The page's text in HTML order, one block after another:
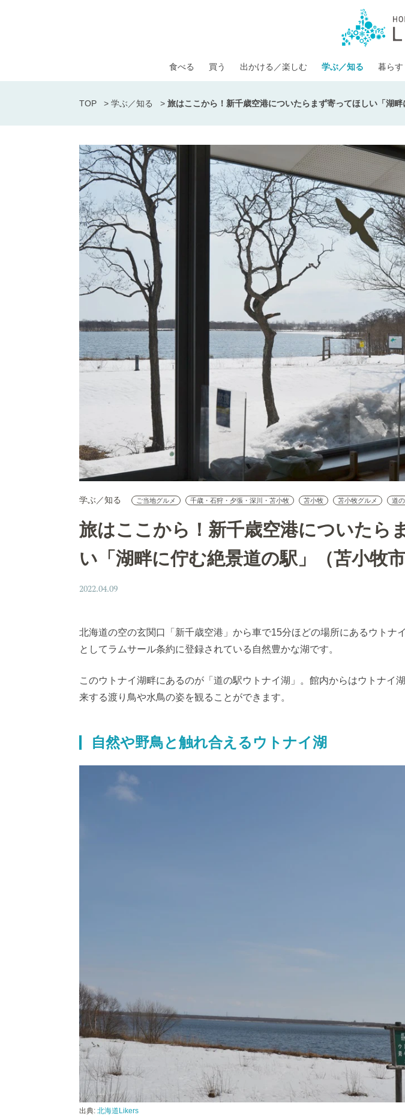
食べる 買う 出かける／楽しむ 学ぶ／知る 暮らす
TOP > 学ぶ／知る > 旅はここから！新千歳空港についたらまず寄ってほしい「湖畔
学ぶ／知る ご当地グルメ 千歳・石狩・夕張・深川・苫小牧 苫小牧 苫小牧グルメ 道
旅はここから！新千歳空港についたら
い「湖畔に佇む絶景道の駅」（苫小牧市
2022.04.09
北海道の空の玄関口「新千歳空港」から車で15分ほどの場所にあるウトナ
としてラムサール条約に登録されている自然豊かな湖です。
このウトナイ湖畔にあるのが「道の駅ウトナイ湖」。館内からはウトナイ
来する渡り鳥や水鳥の姿を観ることができます。
自然や野鳥と触れ合えるウトナイ湖
出典: 北海道Likers